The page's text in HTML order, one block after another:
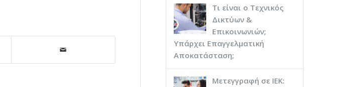
Τι είναι ο Τεχνικός
Δικτύων &
Επικοινωνιών;
Υπάρχει Επαγγελματική
Αποκατάσταση;
Μετεγγραφή σε ΙΕΚ: